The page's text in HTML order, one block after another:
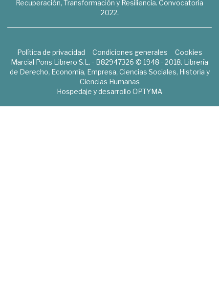
Recuperación, Transformación y Resiliencia. Convocatoria
2022.
Política de privacidad Condiciones generales
Cookies
Marcial Pons Librero S.L. - B82947326 © 1948 - 2018. Librería
de Derecho, Economía, Empresa, Ciencias Sociales, Historia y
Ciencias Humanas
Hospedaje y desarrollo OPTYMA